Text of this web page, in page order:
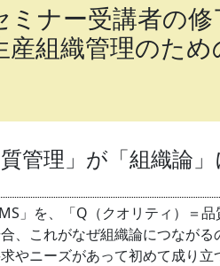
ミナー受講者の
組織管理のため
質管理」が「組織論
」を、「Q（クオリティ）＝
、これがなぜ組織論につなが
やニーズがあって初めて成り